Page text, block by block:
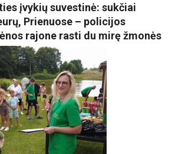
įvykių suvestinė: sukčiai
Prienuose – policijos
rajone rasti du mirę žmonės